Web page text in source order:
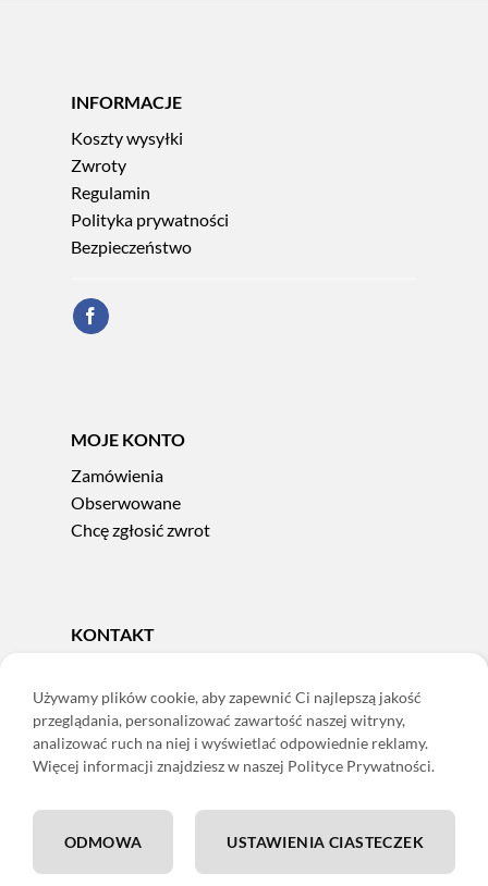
INFORMACJE
Koszty wysyłki
Zwroty
Regulamin
Polityka prywatności
Bezpieczeństwo
MOJE KONTO
Zamówienia
Obserwowane
Chcę zgłosić zwrot
KONTAKT
e-mail:sklep@adoris.pl
poniedziałek - piątek 8:00-16:00
Adoris Dorota Święcka
58-502 Jelenia Góra
ING: 22 1050 1751 1000 0091 0971 2688
Używamy plików cookie, aby zapewnić Ci najlepszą jakość
przeglądania, personalizować zawartość naszej witryny,
analizować ruch na niej i wyświetlać odpowiednie reklamy.
Więcej informacji znajdziesz w naszej Polityce Prywatności.
USTAWIENIA CIASTECZEK
ODMOWA